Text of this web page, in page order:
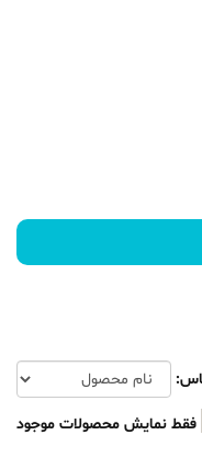
فقط نمایش محصولات موجود